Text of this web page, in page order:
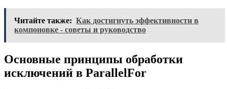
Читайте также: Как достигнуть эффективности в
компоновке - советы и руководство
Основные принципы обработки
исключений в ParallelFor